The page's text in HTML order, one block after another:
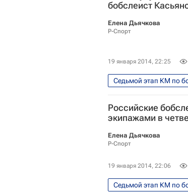
бобслеист
Елена Дьячкова
Р-Спорт
19 января 2014, 22:25
Седьмой этап КМ по
Бобслей - Сочи 2014
Сочи 2014: Бобслей.
Российские
экипажами в
Елена Дьячкова
Р-Спорт
19 января 2014, 22:06
Седьмой этап КМ по